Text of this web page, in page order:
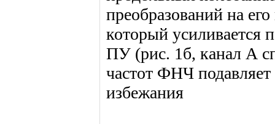
преобразований на
который усиливается
ПУ (рис. 1б, канал А
частот ФНЧ
избежания